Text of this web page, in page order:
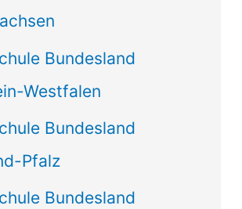
Bundesland
Westfalen
Bundesland
Pfalz
Bundesland